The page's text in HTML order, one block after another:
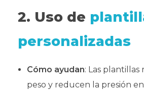
2. Uso de
personalizadas
Cómo ayudan: Las plantillas
peso y reducen la presión